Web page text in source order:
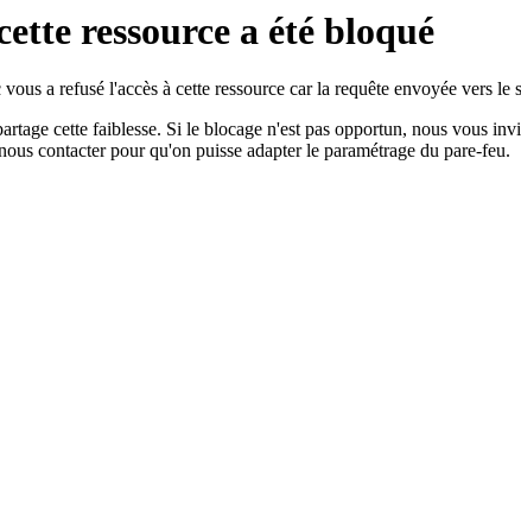
ressource a été bloqué
a refusé l'accès à cette ressource car la requête envoyée vers le
cette faiblesse. Si le blocage n'est pas opportun, nous vous
contacter pour qu'on puisse adapter le paramétrage du pare-feu.